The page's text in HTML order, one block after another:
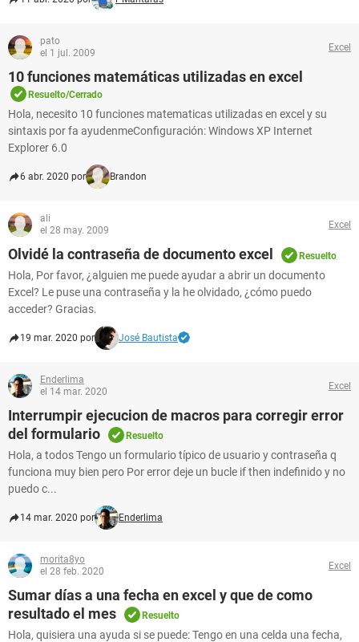
pato
el 1 jul. 2009
Excel
10 funciones matemáticas utilizadas en excel
Resuelto/Cerrado
Hola, necesito 10 funciones matematicas utilizadas en excel y su
sintaxis por fa ayudenmeConfiguración: Windows XP Internet
Explorer 6.0
6 abr. 2020 por Brandon
ali
el 28 may. 2009
Excel
Olvidé la contraseña de documento excel Resuelto
Hola, Por favor, ¿alguien me puede ayudar a abrir un documento
Excel? Le puse una contraseña y la he olvidado, ¿cómo puedo
acceder? Gracias.
19 mar. 2020 por José Bautista
Enderlima
el 14 mar. 2020
Excel
Interrumpir ejecucion de macros para corregir error
del formulario
Resuelto
Hola, a todos Tengo un formulario típico de usuario y contraseña q
funciona muy bien pero Por error deje un bucle if then indefinido y no
puedo c...
14 mar. 2020 por Enderlima
morita8yo
el 28 feb. 2020
Excel
Sumar días a una fecha en excel y que de como
resultado el mes
Resuelto
Hola, quisiera una ayuda si se puede: Tengo en una celda una fecha,